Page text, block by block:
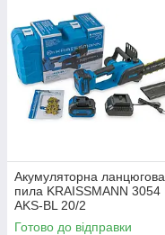
Акумуляторна ланцюгова
пила KRAISSMANN 3054
AKS-BL 20/2
Готово до відправки